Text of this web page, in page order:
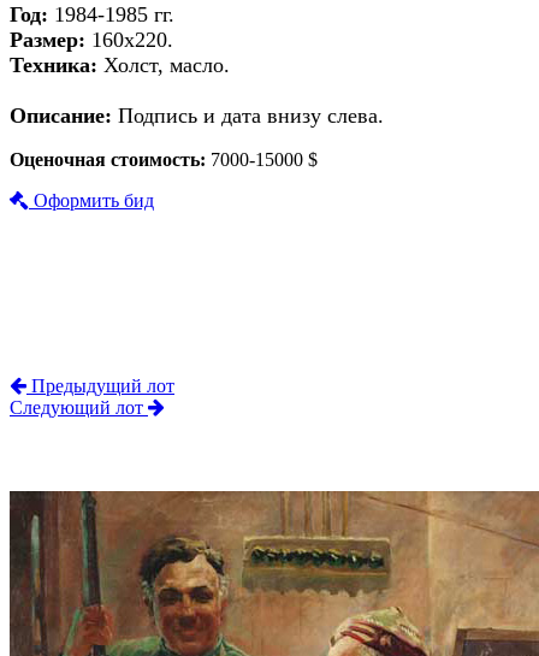
Год: 1984-1985 гг.
Размер: 160х220.
Техника: Холст, масло.
Описание: Подпись и дата внизу слева.
Оценочная стоимость: 7000-15000 $
Оформить бид
Предыдущий лот
Следующий лот